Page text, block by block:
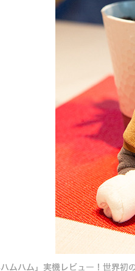
ムハム」実機レビュー！世界